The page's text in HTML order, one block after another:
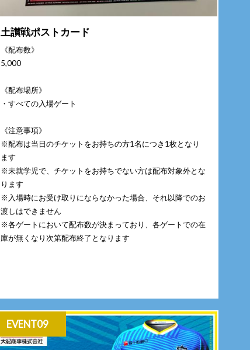
土讃戦ポストカード
《配布数》
5,000
《配布場所》
・すべての入場ゲート
《注意事項》
※配布は当日のチケットをお持ちの方1名につき1枚となり
ます
※未就学児で、チケットをお持ちでない方は配布対象外とな
ります
※入場時にお受け取りにならなかった場合、それ以降でのお
渡しはできません
※各ゲートにおいて配布数が決まっており、各ゲートでの在
庫が無くなり次第配布終了となります
EVENT09